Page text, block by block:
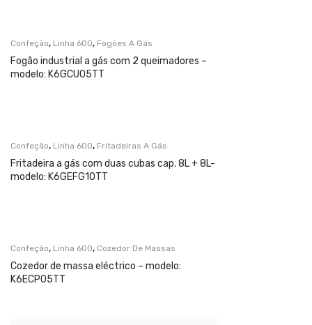
Confeção, Linha 600, Fogões A Gás
Fogão industrial a gás com 2 queimadores –
modelo: K6GCU05TT
Confeção, Linha 600, Fritadeiras A Gás
Fritadeira a gás com duas cubas cap. 8L + 8L-
modelo: K6GEFG10TT
Confeção, Linha 600, Cozedor De Massas
Cozedor de massa eléctrico – modelo:
K6ECP05TT